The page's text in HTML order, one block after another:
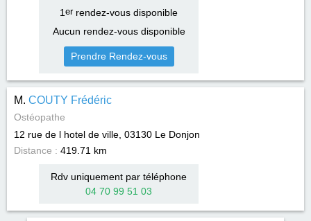
1 errendez-vous disponible
Aucun rendez-vous disponible
Prendre Rendez-vous
M. COUTY Frédéric
Ostéopathe
12 rue de l hotel de ville, 03130 Le Donjon
Distance : 419.71 km
Rdv uniquement par téléphone
04 70 99 51 03